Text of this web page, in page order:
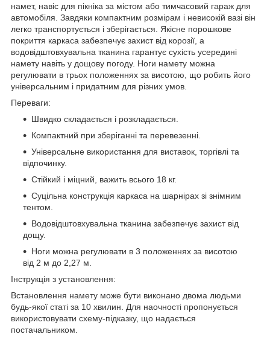
намет, навіс для пікніка за містом або тимчасовий гараж для
автомобіля. Завдяки компактним розмірам і невисокій вазі він
легко транспортується і зберігається. Якісне порошкове
покриття каркаса забезпечує захист від корозії, а
водовідштовхувальна тканина гарантує сухість усередині
намету навіть у дощову погоду. Ноги намету можна
регулювати в трьох положеннях за висотою, що робить його
універсальним і придатним для різних умов.
Переваги:
Швидко складається і розкладається.
Компактний при зберіганні та перевезенні.
Універсальне використання для виставок, торгівлі та
відпочинку.
Стійкий і міцний, важить всього 18 кг.
Суцільна конструкція каркаса на шарнірах зі знімним
тентом.
Водовідштовхувальна тканина забезпечує захист від
дощу.
Ноги можна регулювати в 3 положеннях за висотою
від 2 м до 2,27 м.
Інструкція з установлення:
Встановлення намету може бути виконано двома людьми
будь-якої статі за 10 хвилин. Для наочності пропонується
використовувати схему-підказку, що надається
постачальником.